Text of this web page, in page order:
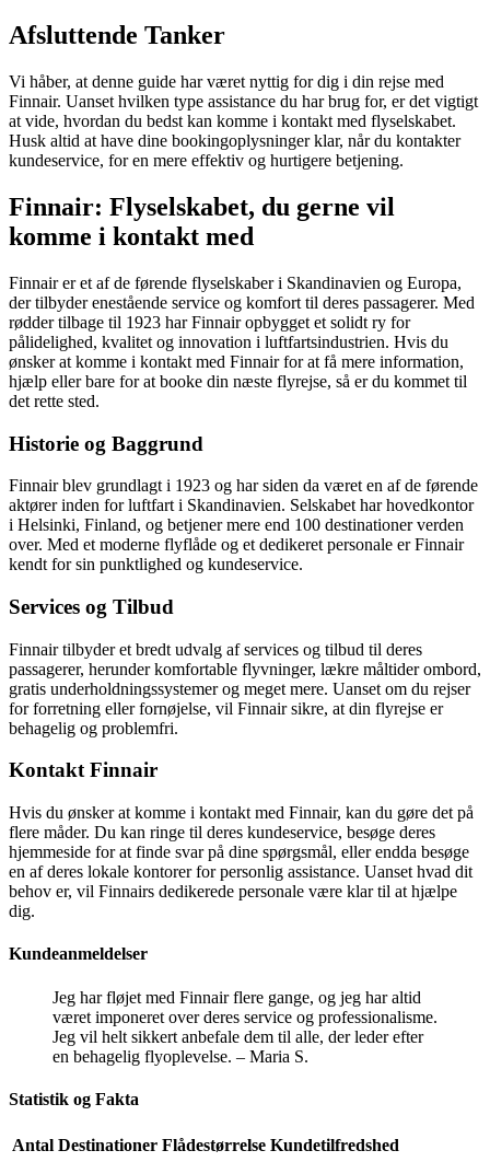
Afsluttende Tanker
Vi håber, at denne guide har været nyttig for dig i din rejse med
Finnair. Uanset hvilken type assistance du har brug for, er det vigtigt
at vide, hvordan du bedst kan komme i kontakt med flyselskabet.
Husk altid at have dine bookingoplysninger klar, når du kontakter
kundeservice, for en mere effektiv og hurtigere betjening.
Finnair: Flyselskabet, du gerne vil
komme i kontakt med
Finnair er et af de førende flyselskaber i Skandinavien og Europa,
der tilbyder enestående service og komfort til deres passagerer. Med
rødder tilbage til 1923 har Finnair opbygget et solidt ry for
pålidelighed, kvalitet og innovation i luftfartsindustrien. Hvis du
ønsker at komme i kontakt med Finnair for at få mere information,
hjælp eller bare for at booke din næste flyrejse, så er du kommet til
det rette sted.
Historie og Baggrund
Finnair blev grundlagt i 1923 og har siden da været en af de førende
aktører inden for luftfart i Skandinavien. Selskabet har hovedkontor
i Helsinki, Finland, og betjener mere end 100 destinationer verden
over. Med et moderne flyflåde og et dedikeret personale er Finnair
kendt for sin punktlighed og kundeservice.
Services og Tilbud
Finnair tilbyder et bredt udvalg af services og tilbud til deres
passagerer, herunder komfortable flyvninger, lækre måltider ombord,
gratis underholdningssystemer og meget mere. Uanset om du rejser
for forretning eller fornøjelse, vil Finnair sikre, at din flyrejse er
behagelig og problemfri.
Kontakt Finnair
Hvis du ønsker at komme i kontakt med Finnair, kan du gøre det på
flere måder. Du kan ringe til deres kundeservice, besøge deres
hjemmeside for at finde svar på dine spørgsmål, eller endda besøge
en af deres lokale kontorer for personlig assistance. Uanset hvad dit
behov er, vil Finnairs dedikerede personale være klar til at hjælpe
dig.
Kundeanmeldelser
Jeg har fløjet med Finnair flere gange, og jeg har altid
været imponeret over deres service og professionalisme.
Jeg vil helt sikkert anbefale dem til alle, der leder efter
en behagelig flyoplevelse. – Maria S.
Statistik og Fakta
Antal Destinationer Flådestørrelse Kundetilfredshed